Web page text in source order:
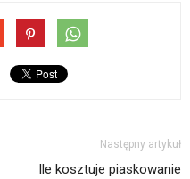
Następny artykuł
Ile kosztuje piaskowanie